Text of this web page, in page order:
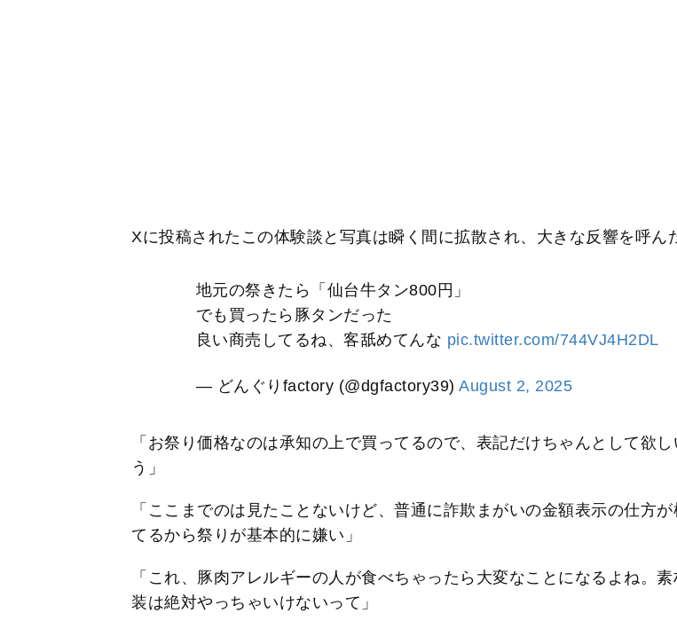
Xに投稿されたこの体験談と写真は瞬く間に拡散され、大きな反響を呼ん
地元の祭きたら「仙台牛タン800円」
でも買ったら豚タンだった
良い商売してるね、客舐めてんな pic.twitter.com/744VJ4H2DL
— どんぐりfactory (@dgfactory39)August 2, 2025
「お祭り価格なのは承知の上で買ってるので、表記だけちゃんとして欲し
う」
「ここまでのは見たことないけど、普通に詐欺まがいの金額表示の仕方が
てるから祭りが基本的に嫌い」
「これ、豚肉アレルギーの人が食べちゃったら大変なことになるよね。素
装は絶対やっちゃいけないって」